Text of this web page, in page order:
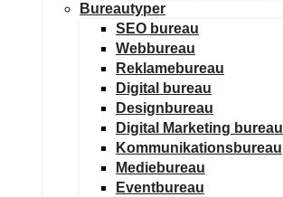
Bureautyper
SEO bureau
Webbureau
Reklamebureau
Digital bureau
Designbureau
Digital Marketing bureau
Kommunikationsbureau
Mediebureau
Eventbureau